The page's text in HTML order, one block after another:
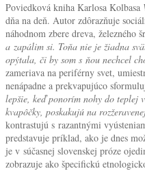
Poviedková kniha Karlosa Kolbasa
dňa na deň. Autor zdôrazňuje
náhodnom zbere dreva,
a zapálim si. Toňa nie je žiadna
opýtala, či by som s ňou nechcel
zameriava na periférny svet,
nenápadne a prekvapujúco
lepšie, keď ponorím nohy do teplej
kvapôčky, poskakujú na
kontrastujú s razantnými
predstavuje príklad, ako je dnes
je v súčasnej slovenskej próze
zobrazuje ako špecifickú